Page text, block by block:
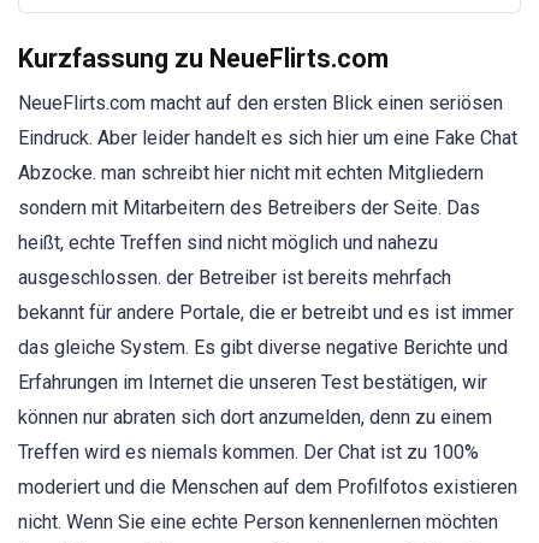
Kurzfassung zu NeueFlirts.com
NeueFlirts.com macht auf den ersten Blick einen seriösen
Eindruck. Aber leider handelt es sich hier um eine Fake Chat
Abzocke. man schreibt hier nicht mit echten Mitgliedern
sondern mit Mitarbeitern des Betreibers der Seite. Das
heißt, echte Treffen sind nicht möglich und nahezu
ausgeschlossen. der Betreiber ist bereits mehrfach
bekannt für andere Portale, die er betreibt und es ist immer
das gleiche System. Es gibt diverse negative Berichte und
Erfahrungen im Internet die unseren Test bestätigen, wir
können nur abraten sich dort anzumelden, denn zu einem
Treffen wird es niemals kommen. Der Chat ist zu 100%
moderiert und die Menschen auf dem Profilfotos existieren
nicht. Wenn Sie eine echte Person kennenlernen möchten